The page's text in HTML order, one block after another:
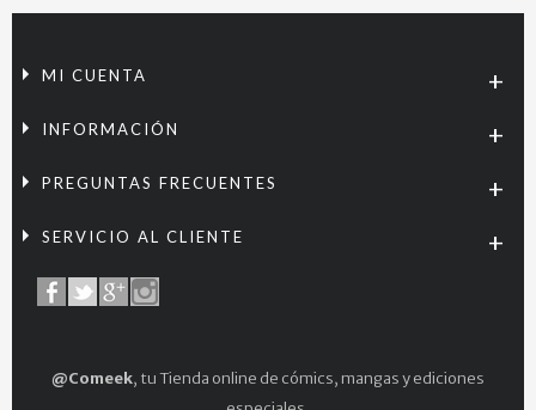
MI CUENTA
INFORMACIÓN
PREGUNTAS FRECUENTES
SERVICIO AL CLIENTE
@Comeek, tu Tienda online de cómics, mangas y ediciones